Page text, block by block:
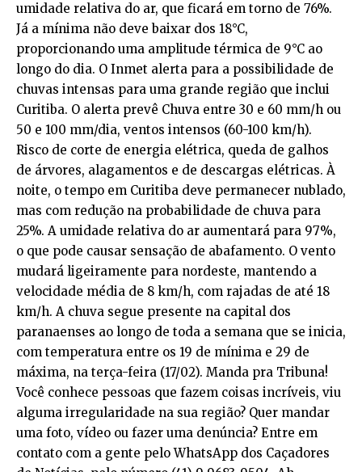
umidade relativa do ar, que ficará em torno de 76%.
Já a mínima não deve baixar dos 18°C,
proporcionando uma amplitude térmica de 9°C ao
longo do dia. O Inmet alerta para a possibilidade de
chuvas intensas para uma grande região que inclui
Curitiba. O alerta prevê Chuva entre 30 e 60 mm/h ou
50 e 100 mm/dia, ventos intensos (60-100 km/h).
Risco de corte de energia elétrica, queda de galhos
de árvores, alagamentos e de descargas elétricas. À
noite, o tempo em Curitiba deve permanecer nublado,
mas com redução na probabilidade de chuva para
25%. A umidade relativa do ar aumentará para 97%,
o que pode causar sensação de abafamento. O vento
mudará ligeiramente para nordeste, mantendo a
velocidade média de 8 km/h, com rajadas de até 18
km/h. A chuva segue presente na capital dos
paranaenses ao longo de toda a semana que se inicia,
com temperatura entre os 19 de mínima e 29 de
máxima, na terça-feira (17/02). Manda pra Tribuna!
Você conhece pessoas que fazem coisas incríveis, viu
alguma irregularidade na sua região? Quer mandar
uma foto, vídeo ou fazer uma denúncia? Entre em
contato com a gente pelo WhatsApp dos Caçadores